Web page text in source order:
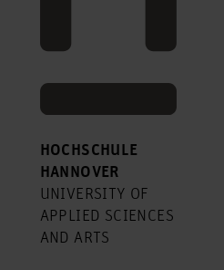
HOCHSCHULE
HANNOVER
UNIVERSITY OF
APPLIED SCIENCES
AND ARTS